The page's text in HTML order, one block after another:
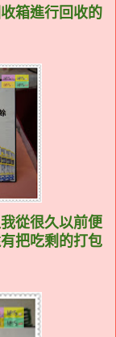
箱進行回收的
從很久以前便
把吃剩的打包